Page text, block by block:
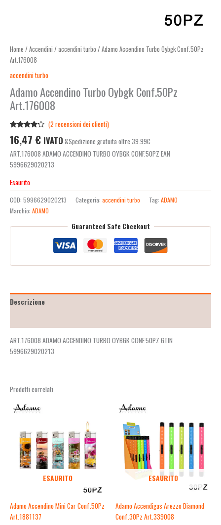
Home / Accendini / accendini turbo / Adamo Accendino Turbo Oybgk Conf.50Pz
Art.176008
accendini turbo
Adamo Accendino Turbo Oybgk Conf.50Pz
Art.176008
4.00 su
5 su
base di
(2 recensioni dei clienti)
16,47 € IVATO &Spedizione gratuita oltre 39.99€
ART.176008 ADAMO ACCENDINO TURBO OYBGK CONF.50PZ EAN
5996629020213
Esaurito
COD: 5996629020213 Categoria: accendini turbo Tag: ADAMO
Marchio: ADAMO
Guaranteed Safe Checkout
Descrizione
ART.176008 ADAMO ACCENDINO TURBO OYBGK CONF.50PZ GTIN
5996629020213
Prodotti correlati
ESAURITO
Adamo Accendino Mini Car Conf.50Pz
Art.1881137
ESAURITO
Adamo Accendigas Arezzo Diamond
Conf.30Pz Art.339008